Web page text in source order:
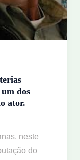
dos
ator.
neste
do